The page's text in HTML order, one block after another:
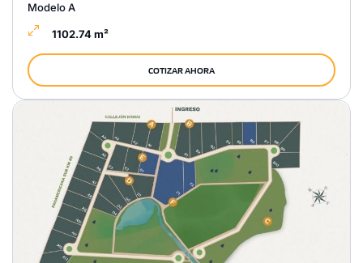
Modelo A
1102.74 m²
COTIZAR AHORA